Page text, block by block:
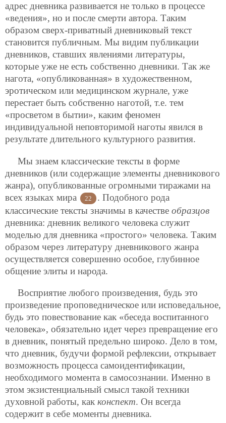
адрес дневника развивается не только в процессе
«ведения», но и после смерти автора. Таким
образом сверх-приватный дневниковый текст
становится публичным. Мы видим публикации
дневников, ставших явлениями литературы,
которые уже не есть собственно дневники. Так же
нагота, «опубликованная» в художественном,
эротическом или медицинском журнале, уже
перестает быть собственно наготой, т.е. тем
«просветом в бытии», каким феномен
индивидуальной неповторимой наготы явился в
результате длительного культурного развития.
Мы знаем классические тексты в форме
дневников (или содержащие элементы дневникового
жанра), опубликованные огромными тиражами на
всех языках мира
22
. Подобного рода
классические тексты значимы в качестве образцов
дневника: дневник великого человека служит
моделью для дневника «простого» человека. Таким
образом через литературу дневникового жанра
осуществляется совершенно особое, глубинное
общение элиты и народа.
Восприятие любого произведения, будь это
произведение проповедническое или исповедальное,
будь это повествование как «беседа воспитанного
человека», обязательно идет через превращение его
в дневник, понятый предельно широко. Дело в том,
что дневник, будучи формой рефлексии, открывает
возможность процесса самоидентификации,
необходимого момента в самосознании. Именно в
этом экзистенциальный смысл такой техники
духовной работы, как конспект. Он всегда
содержит в себе моменты дневника.